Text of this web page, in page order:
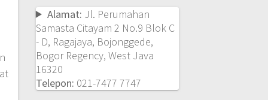
Alamat: Jl. Perumahan
Samasta Citayam 2 No.9 Blok C
- D, Ragajaya, Bojonggede,
Bogor Regency, West Java
16320
Telepon: 021-7477 7747